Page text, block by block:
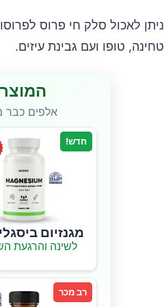
ניתן לאכול סלק חי פרוס
טחינה, טופו ועם גבינת עיזים.
אלפים כבר
חדש!
מגנזיום
לשינה והרגעת
רב מכר